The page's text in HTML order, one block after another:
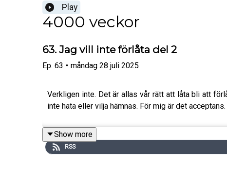
Play
4000 veckor
63. Jag vill inte förlåta del 2
Ep. 63 • måndag 28 juli 2025
Verkligen inte. Det är allas vår rätt att låta bli att
inte hata eller vilja hämnas. För mig är det
Show more
RSS